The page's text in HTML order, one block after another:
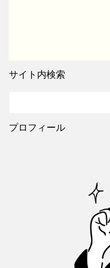
サイト内検索
プロフィール